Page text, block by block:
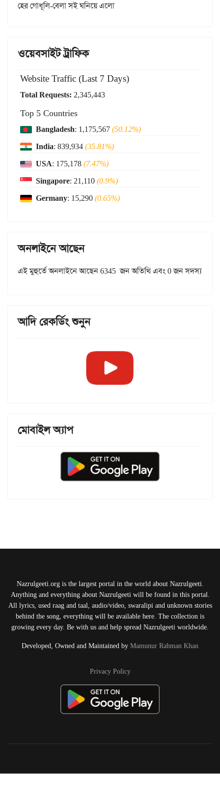
হের গোধূলি-বেলা সই ঘনিয়ে এলো
ওয়েবসাইট ট্রাফিক
Website Traffic (Last 7 Days)
Total Requests: 2,345,443
Top 5 Countries
Bangladesh: 1,175,567(50.12%)
India: 839,934(35.81%)
USA: 175,178(7.47%)
Singapore: 21,110(0.9%)
Germany: 15,290(0.65%)
অনলাইনে আছেন
এই মুহুর্তে অনলাইনে আছেন 6345 জন অতিথি এবং 0 জন সদস্য
আদি রেকর্ডিং শুনুন
মোবাইল অ্যাপ
Nazrulgeeti.org is the largest portal in the world about Nazrulgeeti.
Anything and everything about Nazrulgeeti will be found in this portal.
All lyrics, used raag and taal, audio/video, swaralipi and unknown stories
behind the song, everything will be available here. The collection is
growing every day. Be with us and help spread Nazrulgeeti worldwide.
Developed, Owned and Maintained by Mamunur Rahman Khan
Privacy Policy